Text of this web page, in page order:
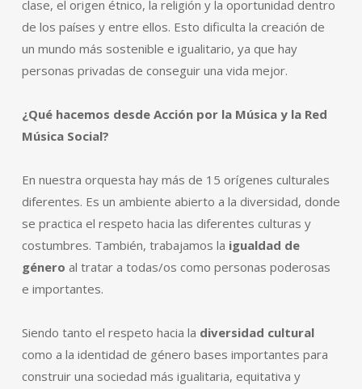
clase, el origen étnico, la religión y la oportunidad dentro
de los países y entre ellos. Esto dificulta la creación de
un mundo más sostenible e igualitario, ya que hay
personas privadas de conseguir una vida mejor.
¿Qué hacemos desde Acción por la Música y la Red
Música Social?
En nuestra orquesta hay más de 15 orígenes culturales
diferentes. Es un ambiente abierto a la diversidad, donde
se practica el respeto hacia las diferentes culturas y
costumbres. También, trabajamos la igualdad de
género al tratar a todas/os como personas poderosas
e importantes.
Siendo tanto el respeto hacia la diversidad cultural
como a la identidad de género bases importantes para
construir una sociedad más igualitaria, equitativa y